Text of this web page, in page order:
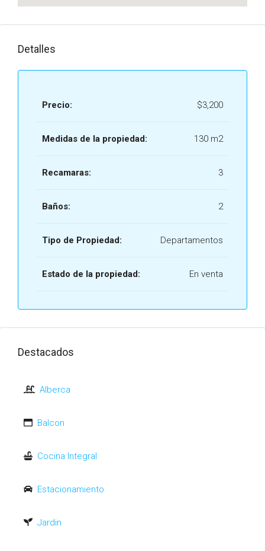
Detalles
Precio: $3,200
Medidas de la propiedad: 130 m2
Recamaras: 3
Baños: 2
Tipo de Propiedad: Departamentos
Estado de la propiedad: En venta
Destacados
Alberca
Balcon
Cocina Integral
Estacionamiento
Jardin